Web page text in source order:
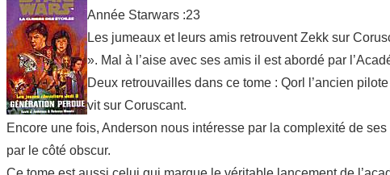
Année Starwars :23
Les jumeaux et leurs amis retrouvent Zekk sur
». Mal à l’aise avec ses amis il est abordé par
Deux retrouvailles dans ce tome : Qorl l’ancien
vit sur Coruscant.
Encore une fois, Anderson nous intéresse par la complexité de
par le côté obscur.